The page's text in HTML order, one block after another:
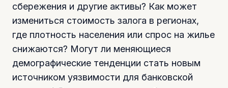
сбережения и другие активы? Как может
измениться стоимость залога в регионах,
где плотность населения или спрос на жилье
снижаются? Могут ли меняющиеся
демографические тенденции стать новым
источником уязвимости для банковской